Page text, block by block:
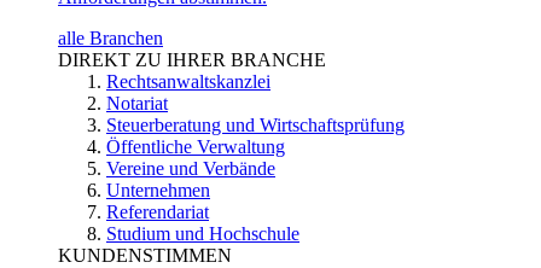
alle Branchen
DIREKT ZU IHRER BRANCHE
Rechtsanwaltskanzlei
Notariat
Steuerberatung und Wirtschaftsprüfung
Öffentliche Verwaltung
Vereine und Verbände
Unternehmen
Referendariat
Studium und Hochschule
KUNDENSTIMMEN